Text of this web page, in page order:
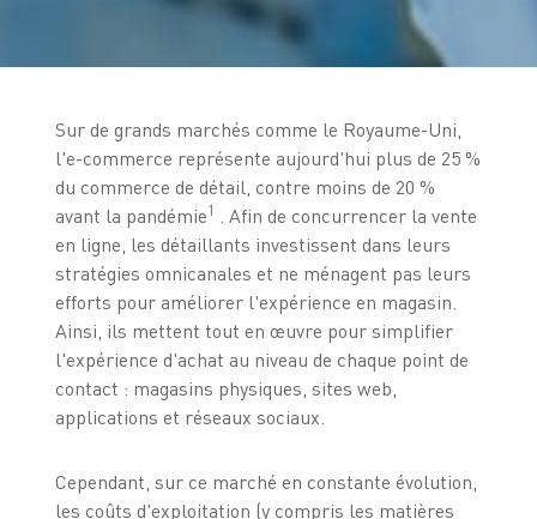
Sur de grands marchés comme le Royaume-Uni,
l'e-commerce représente aujourd'hui plus de 25 %
du commerce de détail, contre moins de 20 %
avant la pandémie1
. Afin de concurrencer la vente
en ligne, les détaillants investissent dans leurs
stratégies omnicanales et ne ménagent pas leurs
efforts pour améliorer l'expérience en magasin.
Ainsi, ils mettent tout en œuvre pour simplifier
l'expérience d'achat au niveau de chaque point de
contact : magasins physiques, sites web,
applications et réseaux sociaux.
Cependant, sur ce marché en constante évolution,
les coûts d'exploitation (y compris les matières